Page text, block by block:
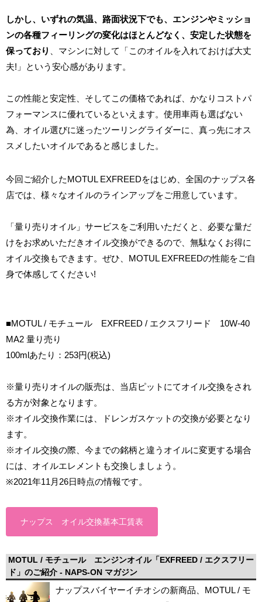
しかし、いずれの気温、路面状況下でも、エンジンやミッショ
ンの各種フィーリングの変化はほとんどなく、安定した状態を
保っており
、マシンに対して「このオイルを入れておけば大丈
夫!」という安心感があります。
この性能と安定性、そしてこの価格であれば、かなりコストパ
フォーマンスに優れているといえます。使用車両も選ばない
為、オイル選びに迷ったツーリングライダーに、真っ先にオス
スメしたいオイルであると感じました。
今回ご紹介したMOTUL EXFREEDをはじめ、全国のナップス各
店では、様々なオイルのラインアップをご用意しています。
「量り売りオイル」サービスをご利用いただくと、必要な量だ
けをお求めいただきオイル交換ができるので、無駄なくお得に
オイル交換もできます。ぜひ、MOTUL EXFREEDの性能をご自
身で体感してください!
■MOTUL / モチュール EXFREED / エクスフリード 10W-40
MA2 量り売り
100mlあたり：253円(税込)
※量り売りオイルの販売は、当店ピットにてオイル交換をされ
る方が対象となります。
※オイル交換作業には、ドレンガスケットの交換が必要となり
ます。
※オイル交換の際、今までの銘柄と違うオイルに変更する場合
には、オイルエレメントも交換しましょう。
※2021年11月26日時点の情報です。
ナップス オイル交換基本工賃表
MOTUL / モチュール エンジンオイル「EXFREED / エクスフリー
ド」のご紹介 - NAPS-ON マガジン
ナップスバイヤーイチオシの新商品、MOTUL / モ